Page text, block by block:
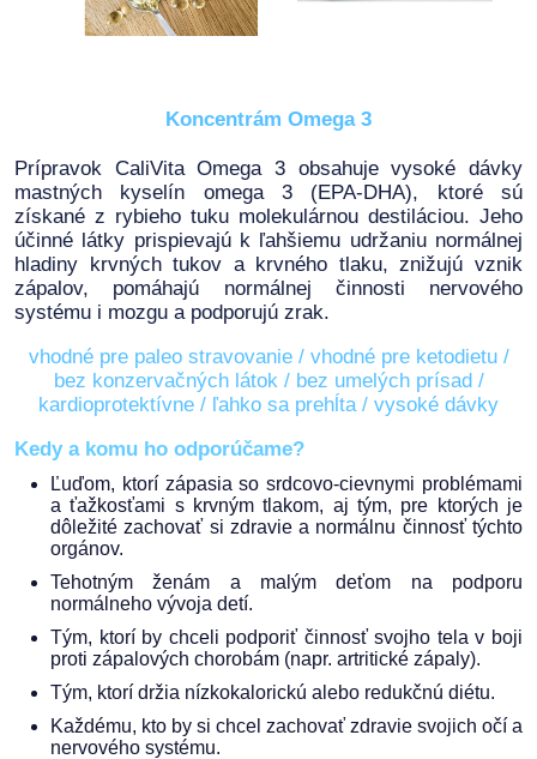
Koncentrám Omega 3
Prípravok CaliVita Omega 3 obsahuje vysoké dávky
mastných kyselín omega 3 (EPA-DHA), ktoré sú
získané z rybieho tuku molekulárnou destiláciou. Jeho
účinné látky prispievajú k ľahšiemu udržaniu normálnej
hladiny krvných tukov a krvného tlaku, znižujú vznik
zápalov, pomáhajú normálnej činnosti nervového
systému i mozgu a podporujú zrak.
vhodné pre paleo stravovanie / vhodné pre ketodietu /
bez konzervačných látok / bez umelých prísad /
kardioprotektívne / ľahko sa prehĺta / vysoké dávky
Kedy a komu ho odporúčame?
Ľuďom, ktorí zápasia so srdcovo-cievnymi problémami
a ťažkosťami s krvným tlakom, aj tým, pre ktorých je
dôležité zachovať si zdravie a normálnu činnosť týchto
orgánov.
Tehotným ženám a malým deťom na podporu
normálneho vývoja detí.
Tým, ktorí by chceli podporiť činnosť svojho tela v boji
proti zápalových chorobám (napr. artritické zápaly).
Tým, ktorí držia nízkokalorickú alebo redukčnú diétu.
Každému, kto by si chcel zachovať zdravie svojich očí a
nervového systému.